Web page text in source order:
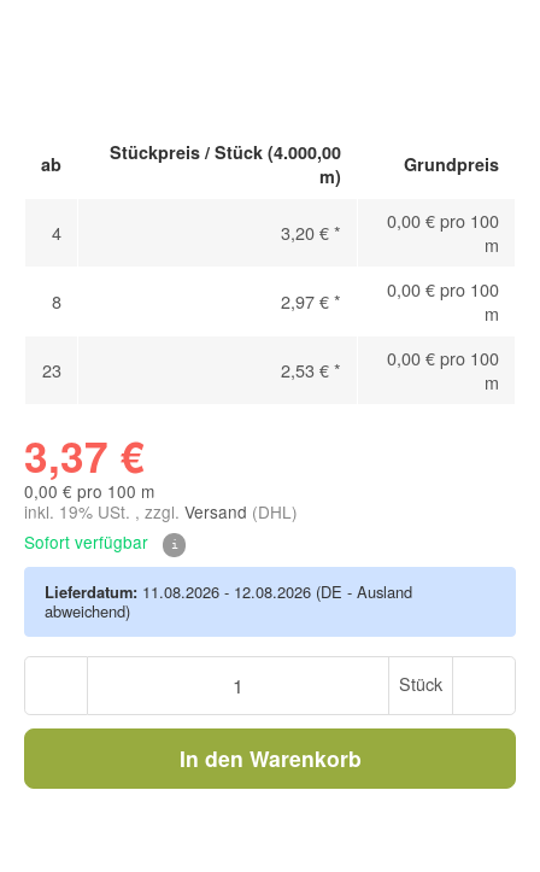
ab
Stückpreis / Stück (4.000,00
m)
Grundpreis
4 3,20 €*
0,00 € pro 100
m
8 2,97 €*
0,00 € pro 100
m
23 2,53 €*
0,00 € pro 100
m
3,37 €
0,00 € pro 100 m
inkl. 19% USt. , zzgl. Versand (DHL)
Sofort verfügbar
Lieferdatum: 11.08.2026 - 12.08.2026 (DE - Ausland
abweichend)
Stück
In den Warenkorb